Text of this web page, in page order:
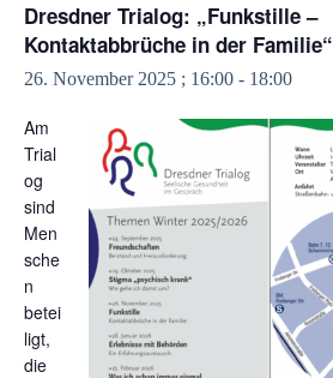
Dresdner Trialog: „Funkstille –
Kontaktabbrüche in der Familie“
26. November 2025 ; 16:00 - 18:00
Am
Trial
og
sind
Men
sche
n
betei
ligt,
die